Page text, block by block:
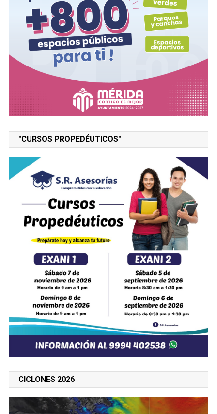
"CURSOS PROPEDÉUTICOS"
CICLONES 2026